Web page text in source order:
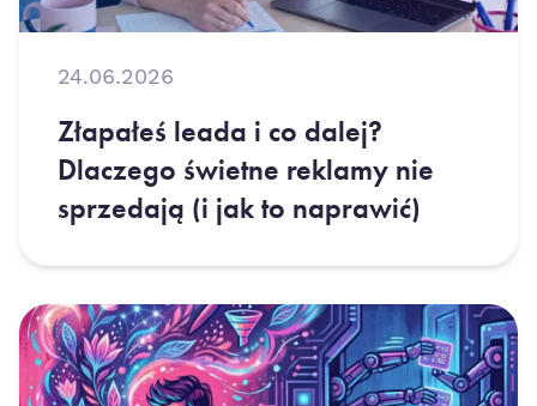
24.06.2026
Złapałeś leada i co dalej?
Dlaczego świetne reklamy nie
sprzedają (i jak to naprawić)